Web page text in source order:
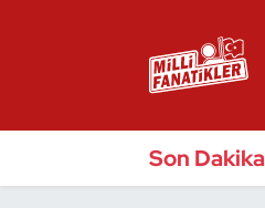
Son Dakika